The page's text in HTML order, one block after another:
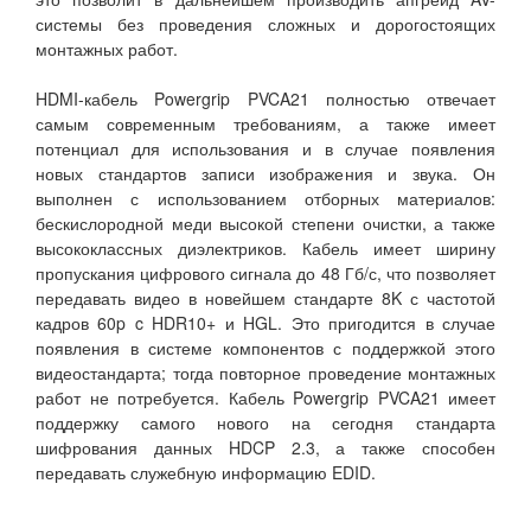
системы без проведения сложных и дорогостоящих
монтажных работ.
HDMI-кабель Powergrip PVCA21 полностью отвечает
самым современным требованиям, а также имеет
потенциал для использования и в случае появления
новых стандартов записи изображения и звука. Он
выполнен с использованием отборных материалов:
бескислородной меди высокой степени очистки, а также
высококлассных диэлектриков. Кабель имеет ширину
пропускания цифрового сигнала до 48 Гб/с, что позволяет
передавать видео в новейшем стандарте 8K с частотой
кадров 60p c HDR10+ и HGL. Это пригодится в случае
появления в системе компонентов с поддержкой этого
видеостандарта; тогда повторное проведение монтажных
работ не потребуется. Кабель Powergrip PVCA21 имеет
поддержку самого нового на сегодня стандарта
шифрования данных HDCP 2.3, а также способен
передавать служебную информацию EDID.